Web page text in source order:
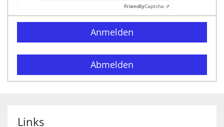
FriendlyCaptcha ⇗
Anmelden
Abmelden
Links